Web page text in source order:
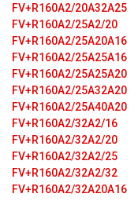
FV+R160A2/20A32A25
FV+R160A2/25A2/20
FV+R160A2/25A20A16
FV+R160A2/25A25A16
FV+R160A2/25A25A20
FV+R160A2/25A32A20
FV+R160A2/25A40A20
FV+R160A2/32A2/16
FV+R160A2/32A2/20
FV+R160A2/32A2/25
FV+R160A2/32A2/32
FV+R160A2/32A20A16